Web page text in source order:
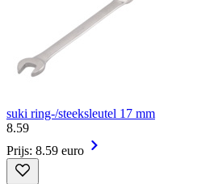
suki ring-/steeksleutel 17 mm
8.59
Prijs: 8.59 euro